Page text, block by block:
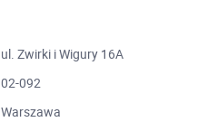
ul. Zwirki i Wigury 16A
02-092
Warszawa